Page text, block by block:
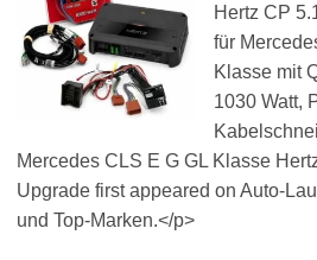
Hertz CP
für
Klasse mit
1030 Watt,
Mercedes CLS E G GL Klasse
Upgrade first appeared on Auto-
und Top-Marken.</p>